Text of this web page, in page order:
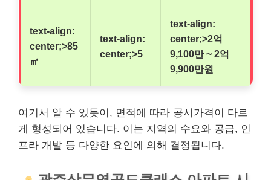
text-align:
center;>85
㎡
text-align:
center;>5
text-align:
center;>2억
9,100만 ~ 2억
9,900만원
여기서 알 수 있듯이, 면적에 따라 공시가격이 다르
게 형성되어 있습니다. 이는 지역의 수요와 공급, 인
프라 개발 등 다양한 요인에 의해 결정됩니다.